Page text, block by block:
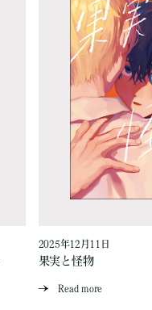
2025年12月11日
果実と怪物
Read more